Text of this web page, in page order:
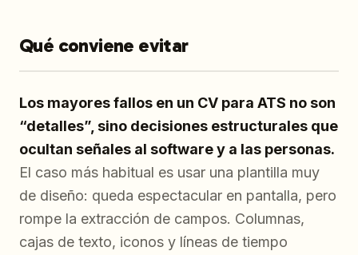
Qué conviene evitar
Los mayores fallos en un CV para ATS no son
“detalles”, sino decisiones estructurales que
ocultan señales al software y a las personas.
El caso más habitual es usar una plantilla muy
de diseño: queda espectacular en pantalla, pero
rompe la extracción de campos. Columnas,
cajas de texto, iconos y líneas de tiempo